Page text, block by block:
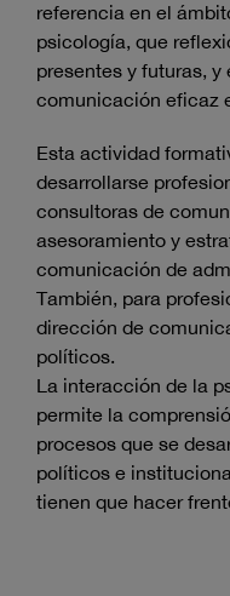
referencia en el
psicología, que
presentes y futuras,
comunicación eficaz
Esta actividad
desarrollarse
consultoras de
asesoramiento y
comunicación de
También, para
dirección de
políticos.
La interacción de la
permite la
procesos que se
políticos e
tienen que hacer